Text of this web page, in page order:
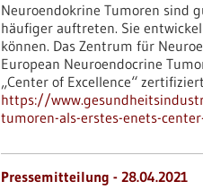
Neuroendokrine Tumoren sind
häufiger auftreten. Sie
können. Das Zentrum für
European Neuroendocrine
„Center of Excellence“
https://
tumoren-als-erstes-enets-
Pressemitteilung - 28.04.2021